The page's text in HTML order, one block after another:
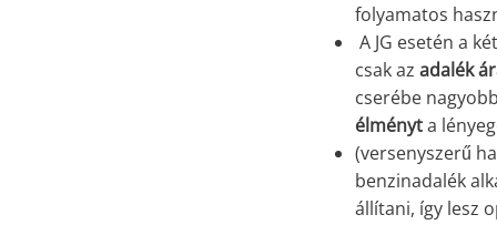
folyamatos
A JG esetén a
csak az adalék
cserébe
élményta
(versenyszerű
benzinadalék
állítani, így lesz